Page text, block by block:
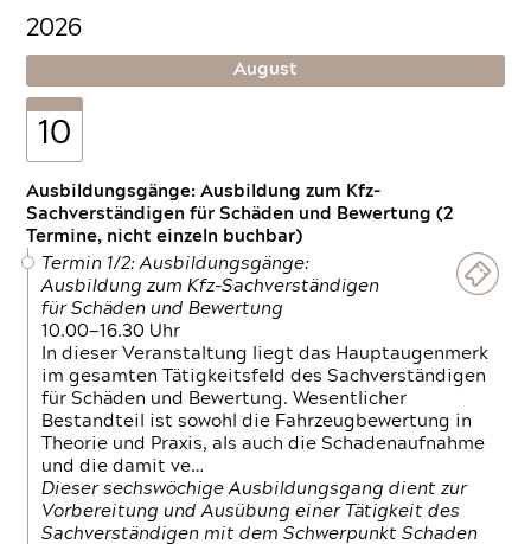
2026
August
10
Ausbildungsgänge: Ausbildung zum Kfz-
Sachverständigen für Schäden und Bewertung (2
Termine, nicht einzeln buchbar)
Termin 1/2: Ausbildungsgänge:
Ausbildung zum Kfz-Sachverständigen
für Schäden und Bewertung
10.00—16.30 Uhr
In dieser Veranstaltung liegt das Hauptaugenmerk
im gesamten Tätigkeitsfeld des Sachverständigen
für Schäden und Bewertung. Wesentlicher
Bestandteil ist sowohl die Fahrzeugbewertung in
Theorie und Praxis, als auch die Schadenaufnahme
und die damit ve…
Dieser sechswöchige Ausbildungsgang dient zur
Vorbereitung und Ausübung einer Tätigkeit des
Sachverständigen mit dem Schwerpunkt Schaden